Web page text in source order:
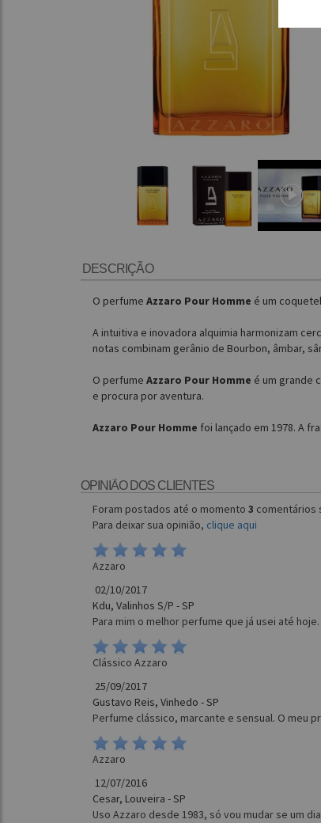
DESCRIÇÃO
O perfume Azzaro Pour Homme é um
A intuitiva e inovadora alquimia harmonizam
notas combinam gerânio de Bourbon, âmbar,
O perfume Azzaro Pour Homme é um grande
e procura por aventura.
Azzaro Pour Homme foi lançado em 1978. A
OPINIÃO DOS CLIENTES
Foram postados até o momento 3 comentários
Para deixar sua opinião, clique aqui
Azzaro
02/10/2017
Kdu, Valinhos S/P - SP
Para mim o melhor perfume que já usei até
Clássico Azzaro
25/09/2017
Gustavo Reis, Vinhedo - SP
Perfume clássico, marcante e sensual. O meu
Azzaro
12/07/2016
Cesar, Louveira - SP
Uso Azzaro desde 1983, só vou mudar se um